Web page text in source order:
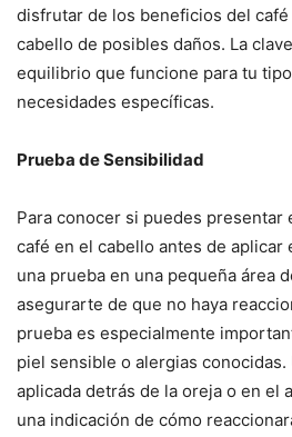
disfrutar de los beneficios del
cabello de posibles daños. La
equilibrio que funcione para tu
necesidades específicas.
Prueba de Sensibilidad
Para conocer si puedes presentar
café en el cabello antes de aplicar
una prueba en una pequeña área
asegurarte de que no haya
prueba es especialmente
piel sensible o alergias conocidas.
aplicada detrás de la oreja o en el
una indicación de cómo